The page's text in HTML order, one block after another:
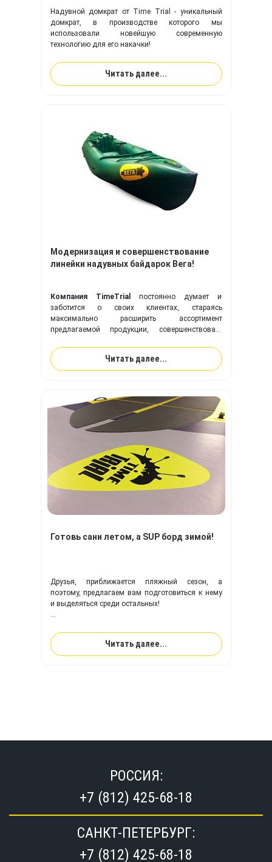
Надувной домкрат от Time Trial - уникальный
домкрат, в производстве которого мы
использовали новейшую современную
технологию для его накачки!
Читать далее...
Модернизация и совершенствование
линейки надувных байдарок Вега!
Компания TimeTrial
постоянно думает и
заботится о своих клиентах, стараясь
максимально расширить ассортимент
предлагаемой продукции, совершенствовать
оптимизировать производственный процесс в
целом.
Читать далее...
Готовь сани летом, а SUP борд зимой!
Друзья, приближается пляжный сезон, а
поэтому, предлагаем вам подготовиться к нему
и выделяться среди остальных!
любую фантазия на вашем
Читать далее...
РОССИЯ:
+7 (812) 425-68-18
САНКТ-ПЕТЕРБУРГ:
+7 (812) 425-68-18